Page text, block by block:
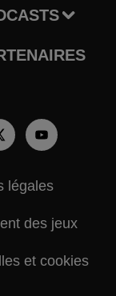
légales
des jeux
et cookies